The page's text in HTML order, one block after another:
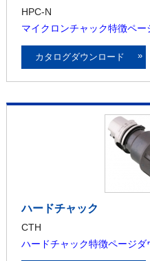
HPC-N
マイクロンチャック特徴ペー
カタログダウンロード »
ハードチャック
CTH
ハードチャック特徴ページダ